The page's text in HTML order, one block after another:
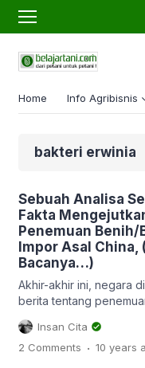
Home Info Agribisnis
bakteri erwinia
Sebuah Analisa
Fakta
Penemuan Benih/
Impor Asal
Bacanya…)
Akhir-akhir ini, negara
berita tentang
impor asal China yang
bakteri berbahaya. Isu
menjadi viral dan
Insan Cita
2 Comments . 10 years